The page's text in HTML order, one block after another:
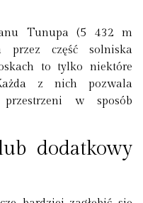
Tunupa (5 432 m
przez część solniska
to tylko niektóre
z nich pozwala
w sposób
dodatkowy